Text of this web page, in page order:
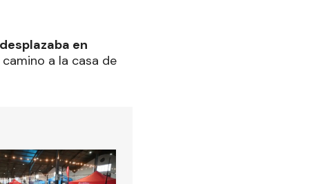
en
a la casa de